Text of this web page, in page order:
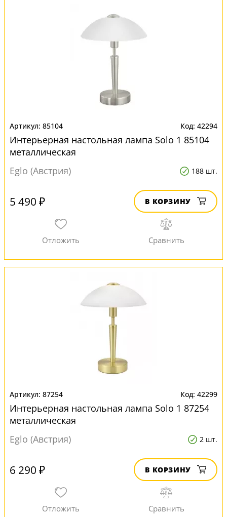
85104 42294
Интерьерная настольная лампа Solo 1 85104
металлическая
Eglo (Австрия)
188 шт.
5 490 ₽ В КОРЗИНУ
87254 42299
Интерьерная настольная лампа Solo 1 87254
металлическая
Eglo (Австрия)
2 шт.
6 290 ₽ В КОРЗИНУ